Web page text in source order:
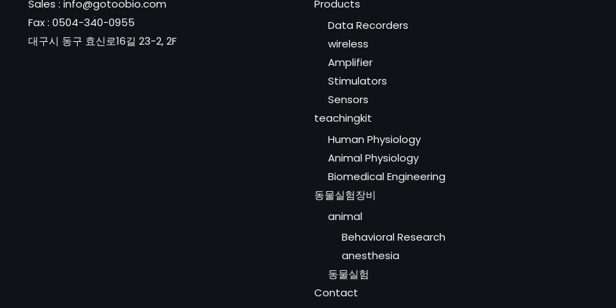
Sales : info@gotoobio.com
Fax : 0504-340-0955
대구시 동구 효신로16길 23-2, 2F
Products
Data Recorders
wireless
Amplifier
Stimulators
Sensors
teachingkit
Human Physiology
Animal Physiology
Biomedical Engineering
동물실험장비
animal
Behavioral Research
anesthesia
동물실험
Contact